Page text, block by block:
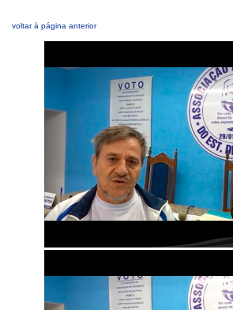
voltar à página anterior